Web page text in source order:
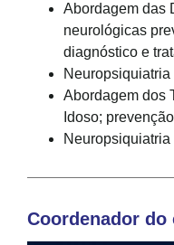
Abordagem das
neurológicas
diagnóstico e
Neuropsiquiatria
Abordagem dos
Idoso;
Neuropsiquiatria
Coordenador do